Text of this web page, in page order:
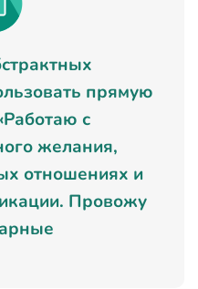
прямую
с
желания,
отношениях и
Провожу